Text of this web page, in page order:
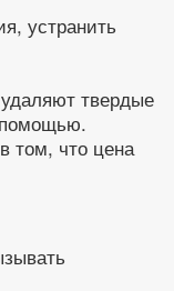
устранить
твердые
том, что цена